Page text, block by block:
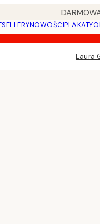
NOWOŚCIPLAKATY
Laura